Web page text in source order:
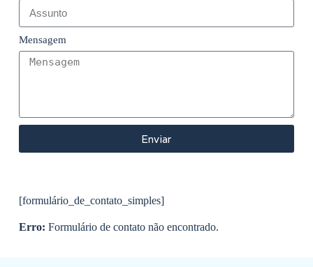
Mensagem
Enviar
[formulário_de_contato_simples]
Erro: Formulário de contato não encontrado.